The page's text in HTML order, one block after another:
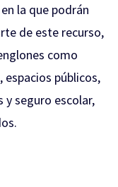
la que podrán
de este recurso,
como
públicos,
seguro escolar,